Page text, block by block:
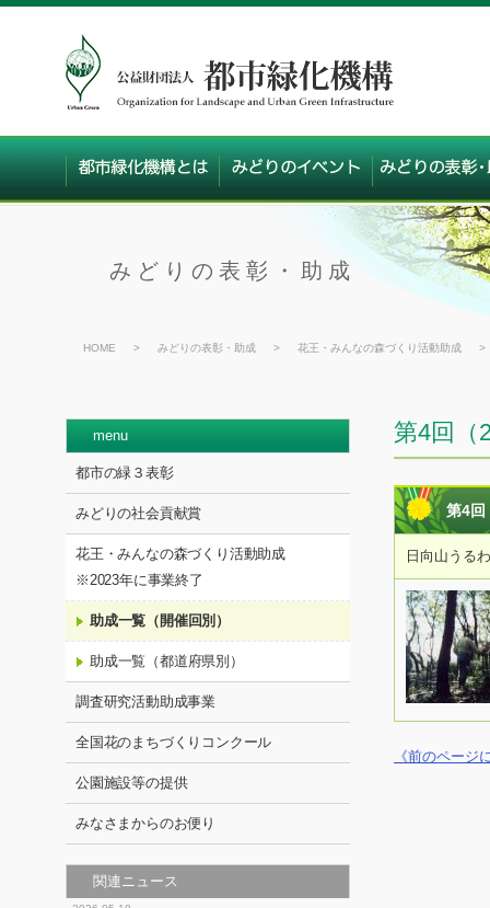
みどりの表彰・助成
HOME > みどりの表彰・助成 > 花王・みんなの森づくり活動助成 >
第4回（
第4
日向山うる
《前のページ
menu
都市の緑３表彰
みどりの社会貢献賞
花王・みんなの森づくり活動助成
※2023年に事業終了
助成一覧（開催回別）
助成一覧（都道府県別）
調査研究活動助成事業
全国花のまちづくりコンクール
公園施設等の提供
みなさまからのお便り
関連ニュース